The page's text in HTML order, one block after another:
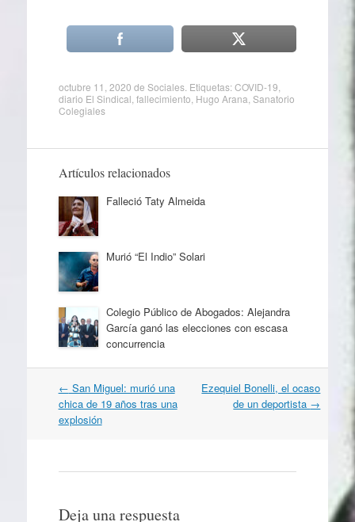
octubre 11, 2020 de Sociales. Etiquetas:COVID-19
diario El Sindical fallecimiento Hugo Arana Sanatorio
Colegiales
Artículos relacionados
Falleció Taty Almeida
Murió “El Indio” Solari
Colegio Público de Abogados: Alejandra
García ganó las elecciones con escasa
concurrencia
Navegación
por
artículos
← San Miguel: murió una
chica de 19 años tras una
explosión
Ezequiel Bonelli, el ocaso
de un deportista →
Deja una respuesta